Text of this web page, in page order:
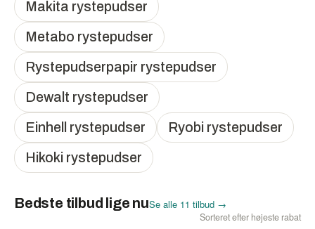
Makita rystepudser
Metabo rystepudser
Rystepudserpapir rystepudser
Dewalt rystepudser
Einhell rystepudser Ryobi rystepudser
Hikoki rystepudser
Bedste tilbud lige nuSe alle 11 tilbud →
Sorteret efter højeste rabat